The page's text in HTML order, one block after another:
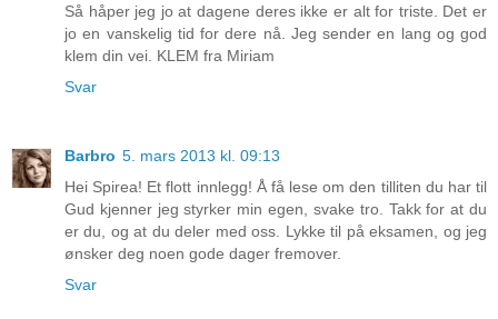
Så håper jeg jo at dagene deres ikke er alt for triste. Det er
jo en vanskelig tid for dere nå. Jeg sender en lang og god
klem din vei. KLEM fra Miriam
Svar
Barbro 5. mars 2013 kl. 09:13
Hei Spirea! Et flott innlegg! Å få lese om den tilliten du har til
Gud kjenner jeg styrker min egen, svake tro. Takk for at du
er du, og at du deler med oss. Lykke til på eksamen, og jeg
ønsker deg noen gode dager fremover.
Svar